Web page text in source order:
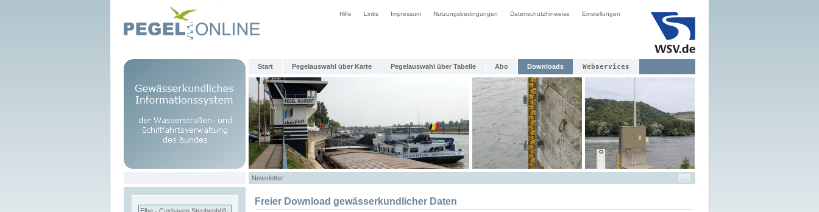
Hilfe Links Impressum Nutzungsbedingungen Datenschutzhinweise Einstellungen
Start Pegelauswahl über Karte Pegelauswahl über Tabelle Abo Downloads Webservices
Newsletter
Freier Download gewässerkundlicher Daten